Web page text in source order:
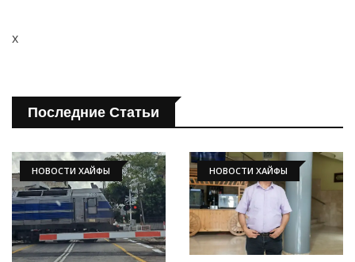
x
Последние Статьи
НОВОСТИ ХАЙФЫ НОВОСТИ ХАЙФЫ